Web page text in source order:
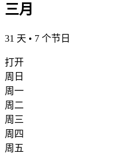
三月
31 天 • 7 个节日
打开
周日
周一
周二
周三
周四
周五